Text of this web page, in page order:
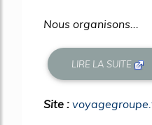
Nous organisons...
LIRE LA SUITE
Site :